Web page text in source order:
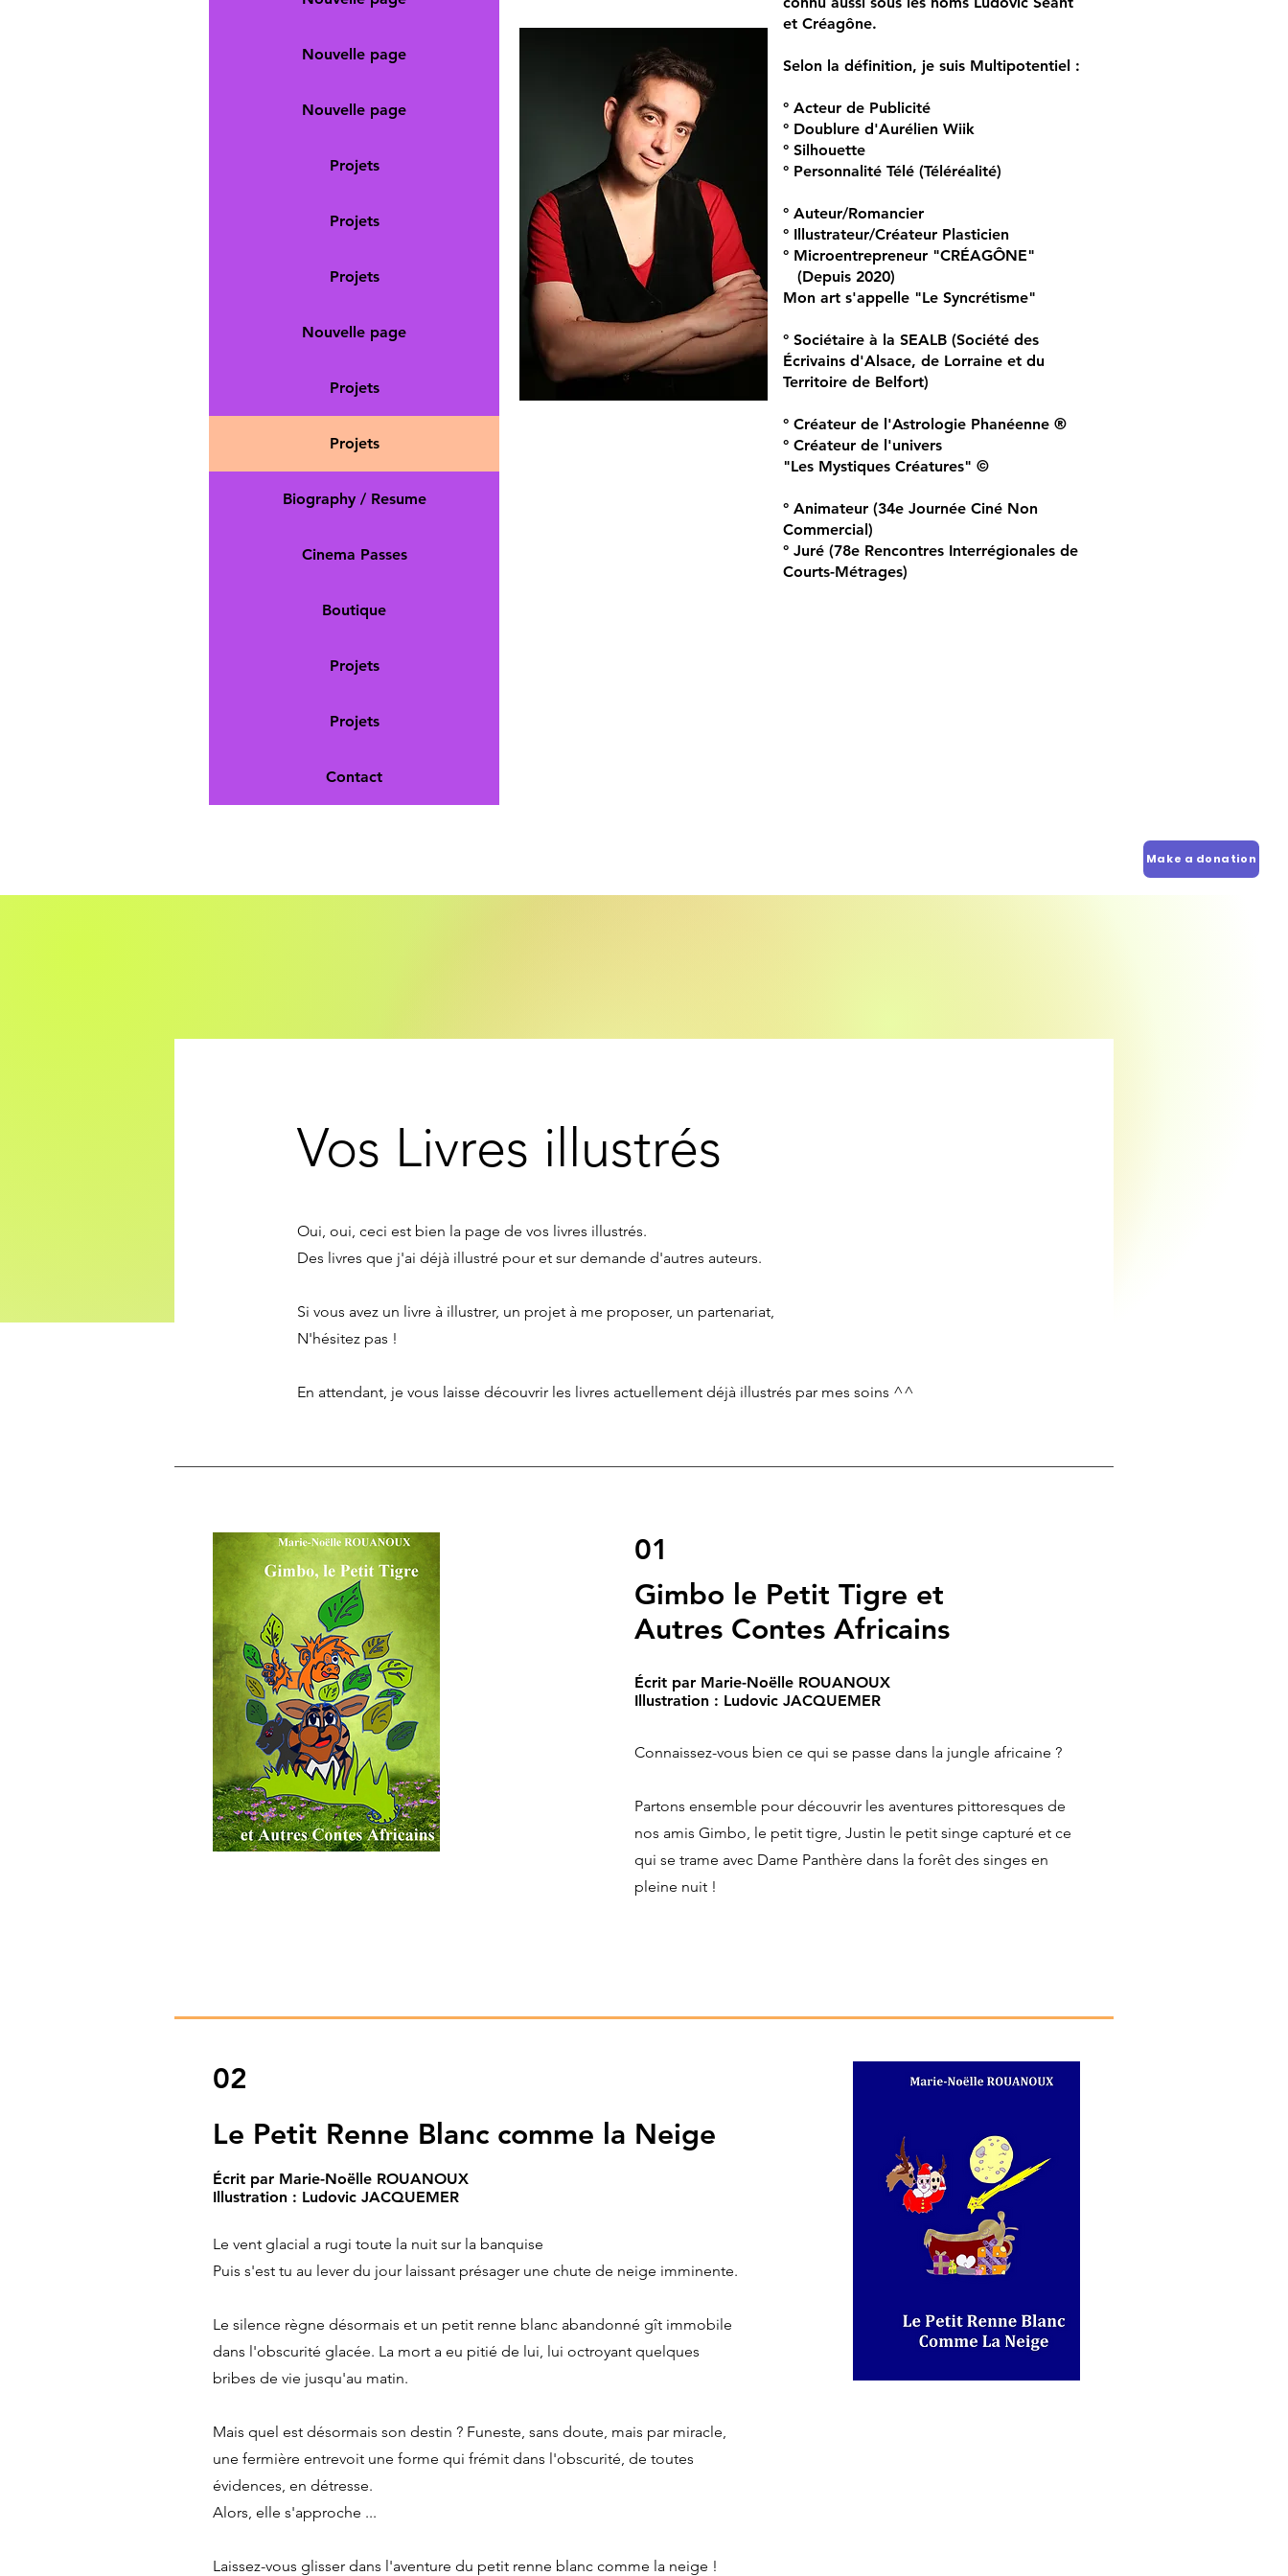
Nouvelle page
Nouvelle page
Projets
Projets
Projets
Nouvelle page
Projets
Projets
Biography / Resume
Cinema Passes
Boutique
Projets
Projets
Contact
et Créagône.
Selon la définition, je suis Multipotentiel :
° Acteur de Publicité
° Doublure d'Aurélien Wiik
° Silhouette
° Personnalité Télé (Téléréalité)
° Auteur/Romancier
° Illustrateur/Créateur Plasticien
° Microentrepreneur "CRÉAGÔNE"
(Depuis 2020)
Mon art s'appelle "Le Syncrétisme"
° Sociétaire à la SEALB (Société des
Écrivains d'Alsace, de Lorraine et du
Territoire de Belfort)
° Créateur de l'Astrologie Phanéenne ®
° Créateur de l'univers
"Les Mystiques Créatures" ©
° Animateur (34e Journée Ciné Non
Commercial)
° Juré (78e Rencontres Interrégionales de
Courts-Métrages)
Make a donation
Vos Livres illustrés
Oui, oui, ceci est bien la page de vos livres illustrés.
Des livres que j'ai déjà illustré pour et sur demande d'autres auteurs.
Si vous avez un livre à illustrer, un projet à me proposer, un partenariat,
N'hésitez pas !
En attendant, je vous laisse découvrir les livres actuellement déjà illustrés par mes soins ^^
01
Gimbo le Petit Tigre et
Autres Contes Africains
Écrit par Marie-Noëlle ROUANOUX
Illustration : Ludovic JACQUEMER
Connaissez-vous bien ce qui se passe dans la jungle africaine ?
Partons ensemble pour découvrir les aventures pittoresques de
nos amis Gimbo, le petit tigre, Justin le petit singe capturé et ce
qui se trame avec Dame Panthère dans la forêt des singes en
pleine nuit !
02
Le Petit Renne Blanc comme la Neige
Écrit par Marie-Noëlle ROUANOUX
Illustration : Ludovic JACQUEMER
Le vent glacial a rugi toute la nuit sur la banquise
Puis s'est tu au lever du jour laissant présager une chute de neige imminente.
Le silence règne désormais et un petit renne blanc abandonné gît immobile
dans l'obscurité glacée. La mort a eu pitié de lui, lui octroyant quelques
bribes de vie jusqu'au matin.
Mais quel est désormais son destin ? Funeste, sans doute, mais par miracle,
une fermière entrevoit une forme qui frémit dans l'obscurité, de toutes
évidences, en détresse.
Alors, elle s'approche ...
Laissez-vous glisser dans l'aventure du petit renne blanc comme la neige !